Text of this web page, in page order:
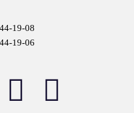
19-08
19-06